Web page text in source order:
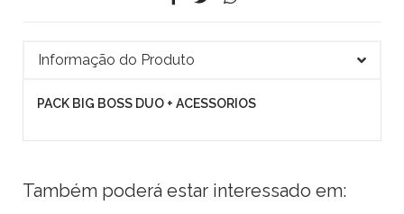
Informação do Produto
PACK BIG BOSS DUO + ACESSORIOS
Também poderá estar interessado em: